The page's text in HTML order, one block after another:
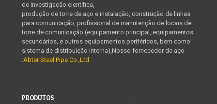
de investigação científica,
produção de torre de aço e instalação, construção de linhas
para comunicação, profissional de manutenção de locais de
torre de comunicação (equipamento principal, equipamentos
secundários, e outros equipamentos periféricos, bem como
sistema de distribuição interna),Nosso fornecedor de aço
:Abter Steel Pipe Co.,Ltd
PRODUTOS